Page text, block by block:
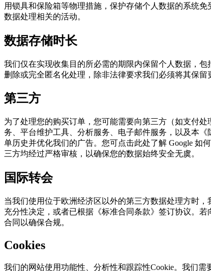
用锁具和保险箱等物理措施，保护存储个人数据的系统
数据处理相关的活动。
数据存储时长
我们仅在实现收集目的所必需的期限内保留个人数据，
删除或完全匿名化处理，除非法律要求我们必须将其保留
第三方
为了处理您的购买订单，您可能需要向第三方（如支付处
务、平台维护工具、分析服务、电子邮件服务，以及本
单历史并优化我们的广告。您可点击此处了解 Google 如
三方均经过严格审核，以确保您的数据始终安全无虞。
国际转会
当我们使用位于欧洲经济区以外的第三方数据处理方时
充分性决定，或者已根据《标准合同条款》签订协议。
合同以确保合规。
Cookies
我们的网站使用功能性、分析性和跟踪性Cookie。我们